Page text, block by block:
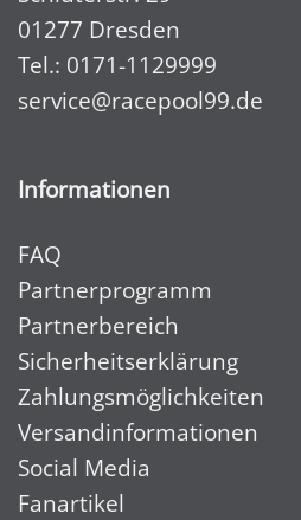
01277 Dresden
Tel.: 0171-1129999
service@racepool99.de
Informationen
FAQ
Partnerprogramm
Partnerbereich
Sicherheitserklärung
Zahlungsmöglichkeiten
Versandinformationen
Social Media
Fanartikel